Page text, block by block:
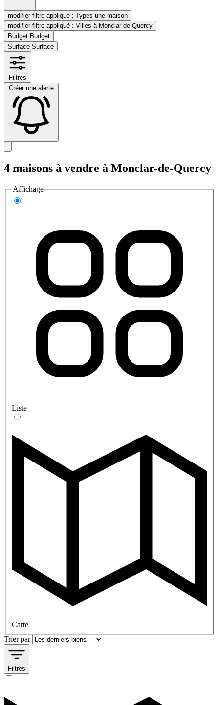
modifier filtre appliqué : Types une maison
modifier filtre appliqué : Villes à Monclar-de-Quercy
Budget Budget
Surface Surface
Filtres
Créer une alerte
4 maisons à vendre à Monclar-de-Quercy
Affichage
Liste
Carte
Trier par
Filtres